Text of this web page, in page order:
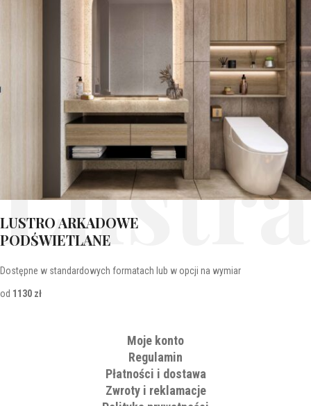
LUSTRO ARKADOWE
PODŚWIETLANE
Dostępne w standardowych formatach lub w opcji na wymiar
od 1130 zł
Moje konto
Regulamin
Płatności i dostawa
Zwroty i reklamacje